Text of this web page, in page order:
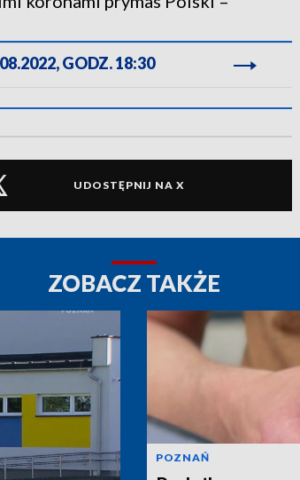
GODZ. 18:30
UDOSTĘPNIJ NA X
ZOBACZ TAKŻE
POZNAŃ